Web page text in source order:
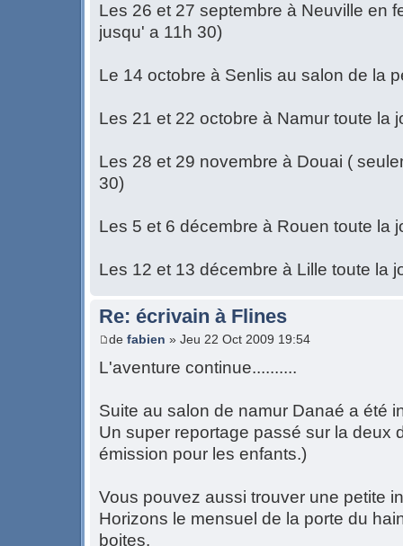
Les 26 et 27 septembre à Neuville en
jusqu' a 11h 30)
Le 14 octobre à Senlis au salon de la
Les 21 et 22 octobre à Namur toute la
Les 28 et 29 novembre à Douai (
30)
Les 5 et 6 décembre à Rouen toute la
Les 12 et 13 décembre à Lille toute la
Re: écrivain à Flines
de fabien » Jeu 22 Oct 2009 19:54
L'aventure continue..........
Suite au salon de namur Danaé a été
Un super reportage passé sur la deux
émission pour les enfants.)
Vous pouvez aussi trouver une petite
Horizons le mensuel de la porte du
boites.